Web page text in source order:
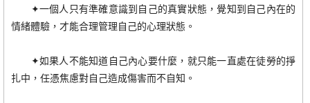
✦一個人只有準確意識到自己的真實狀態，覺知到自己內在的
情緒體驗，才能合理管理自己的心理狀態。
✦如果人不能知道自己內心要什麼，就只能一直處在徒勞的掙
扎中，任憑焦慮對自己造成傷害而不自知。